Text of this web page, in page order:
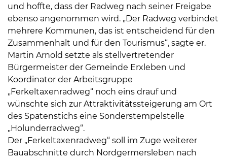
und hoffte, dass der Radweg nach seiner Freigabe
ebenso angenommen wird. „Der Radweg verbindet
mehrere Kommunen, das ist entscheidend für den
Zusammenhalt und für den Tourismus“, sagte er.
Martin Arnold setzte als stellvertretender
Bürgermeister der Gemeinde Erxleben und
Koordinator der Arbeitsgruppe
„Ferkeltaxenradweg“ noch eins drauf und
wünschte sich zur Attraktivitätssteigerung am Ort
des Spatenstichs eine Sonderstempelstelle
„Holunderradweg“.
Der „Ferkeltaxenradweg“ soll im Zuge weiterer
Bauabschnitte durch Nordgermersleben nach